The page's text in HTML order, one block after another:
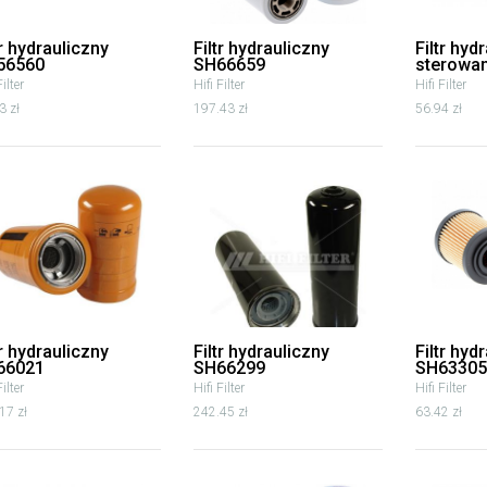
hydrauliczny
zł
Filtr hydrauliczny
SH66659
Hifi Filter
197.43 zł
Filtr
Hifi Filter
56.94 zł
hydrauliczny
zł
Filtr hydrauliczny
SH66299
Hifi Filter
242.45 zł
Filtr
SH63305
Hifi Filter
63.42 zł